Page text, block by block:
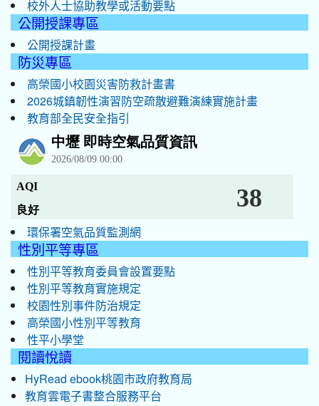
校外人士協助教學或活動要點
公開授課專區
公開授課計畫
防災專區
高榮國小校園災害防救計畫書
2026城鎮韌性演習防空疏散避難演練實施計畫
教育部全民安全指引
環保署空氣品質監測網
性別平等專區
性別平等教育委員會設置要點
性別平等教育實施規定
校園性別事件防治規定
高榮國小性別平等教育
性平小學堂
閱讀悅讀
HyRead ebook桃園市政府教育局
教育雲電子書整合服務平台